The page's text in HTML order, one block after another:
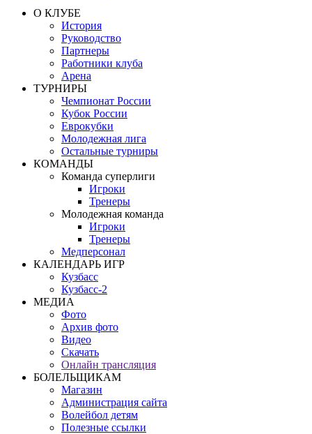
О КЛУБЕ
История
Руководство
Партнеры
Работники клуба
Арена
ТУРНИРЫ
Чемпионат России
Кубок России
Еврокубки
Молодежная лига
Остальные турниры
КОМАНДЫ
Команда суперлиги
Игроки
Тренеры
Молодежная команда
Игроки
Тренеры
Медперсонал
КАЛЕНДАРЬ ИГР
Кузбасс
Кузбасс-2
МЕДИА
Фото
Архив фото
Видео
Скачать
Онлайн трансляция
БОЛЕЛЬЩИКАМ
Магазин
Администрация сайта
Волейбол детям
Полезные ссылки